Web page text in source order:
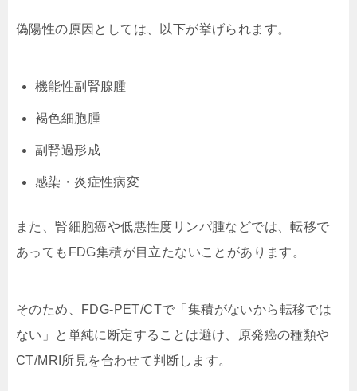
偽陽性の原因としては、以下が挙げられます。
機能性副腎腺腫
褐色細胞腫
副腎過形成
感染・炎症性病変
また、腎細胞癌や低悪性度リンパ腫などでは、転移で
あってもFDG集積が目立たないことがあります。
そのため、FDG-PET/CTで「集積がないから転移では
ない」と単純に断定することは避け、原発癌の種類や
CT/MRI所見を合わせて判断します。